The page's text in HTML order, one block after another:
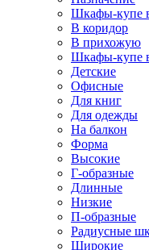
Шкафы-купе
В коридор
В прихожую
Шкафы-купе
Детские
Офисные
Для книг
Для одежды
На балкон
Форма
Высокие
Г-образные
Длинные
Низкие
П-образные
Радиусные
Широкие